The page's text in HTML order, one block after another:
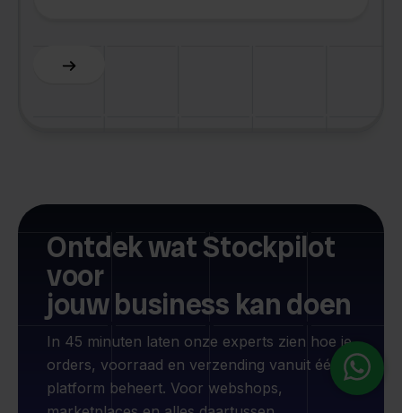
Ontdek wat Stockpilot
voor
jouw business kan doen
In 45 minuten laten onze experts zien hoe je
orders, voorraad en verzending vanuit één
platform beheert. Voor webshops,